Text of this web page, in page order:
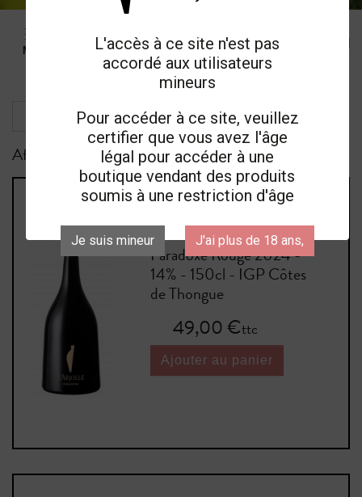
L'accès à ce site n'est pas
accordé aux utilisateurs
mineurs
Pour accéder à ce site, veuillez
certifier que vous avez l'âge
légal pour accéder à une
boutique vendant des produits
soumis à une restriction d'âge
Je suis mineur J'ai plus de 18 ans,
M
Affichage 1-3 de 3 article(s)
ROUGE
Paradoxe Rouge 2024 -
14% - 150cl - IGP Côtes
de Thongue
Prix49,00 €ttc
Ajouter au panier